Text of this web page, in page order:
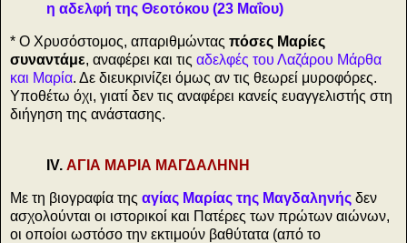
η αδελφή της Θεοτόκου (23 Μαΐου)
* Ο Χρυσόστομος, απαριθμώντας πόσες Μαρίες
συναντάμε, αναφέρει και τις αδελφές του Λαζάρου Μάρθα
και Μαρία. Δε διευκρινίζει όμως αν τις θεωρεί μυροφόρες.
Υποθέτω όχι, γιατί δεν τις αναφέρει κανείς ευαγγελιστής στη
διήγηση της ανάστασης.
ΙV. ΑΓΙΑ ΜΑΡΙΑ ΜΑΓΔΑΛΗΝΗ
Με τη βιογραφία της αγίας Μαρίας της Μαγδαληνής δεν
ασχολούνται οι ιστορικοί και Πατέρες των πρώτων αιώνων,
οι οποίοι ωστόσο την εκτιμούν βαθύτατα (από το